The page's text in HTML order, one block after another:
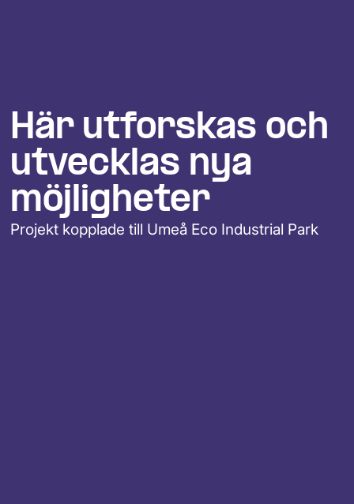
Här utforskas och
utvecklas nya
möjligheter
Projekt kopplade till Umeå Eco Industrial Park